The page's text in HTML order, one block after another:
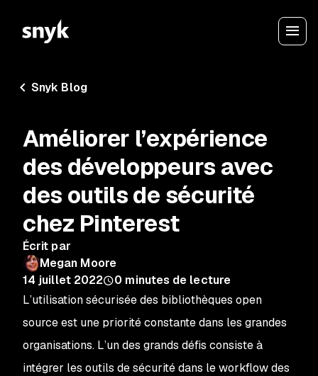
Snyk Blog
Améliorer l’expérience
des développeurs avec
des outils de sécurité
chez Pinterest
Écrit par
Megan Moore
14 juillet 2022
0 minutes de lecture
L’utilisation sécurisée des bibliothèques open
source est une priorité constante dans les grandes
organisations. L’un des grands défis consiste à
intégrer les outils de sécurité dans le workflow des